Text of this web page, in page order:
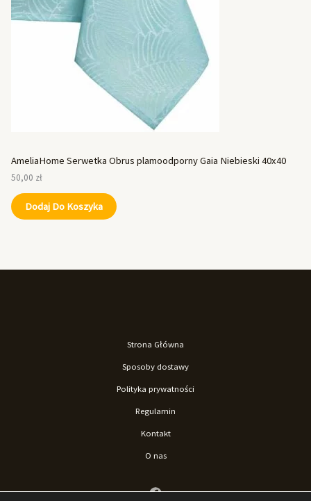
AmeliaHome Serwetka Obrus plamoodporny Gaia Niebieski 40x40
50,00 zł
Dodaj Do Koszyka
Strona Główna
Sposoby dostawy
Polityka prywatności
Regulamin
Kontakt
O nas